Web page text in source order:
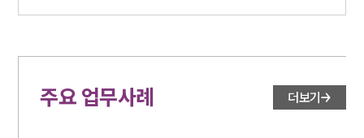
주요 업무사례 더보기